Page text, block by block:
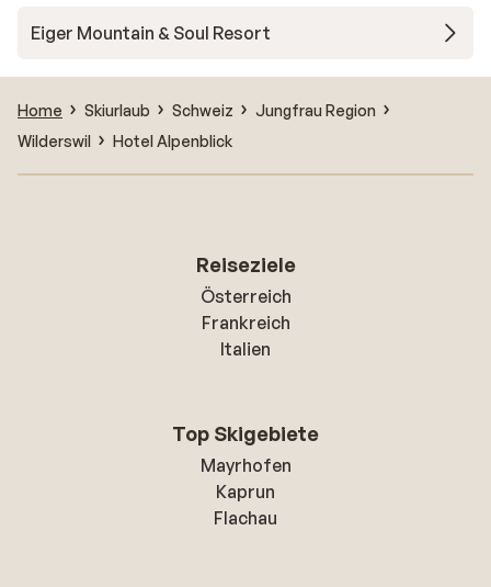
Eiger Mountain & Soul Resort
Home Skiurlaub Schweiz
Jungfrau Region
Wilderswil
Hotel Alpenblick
Reiseziele
Österreich
Frankreich
Italien
Top Skigebiete
Mayrhofen
Kaprun
Flachau